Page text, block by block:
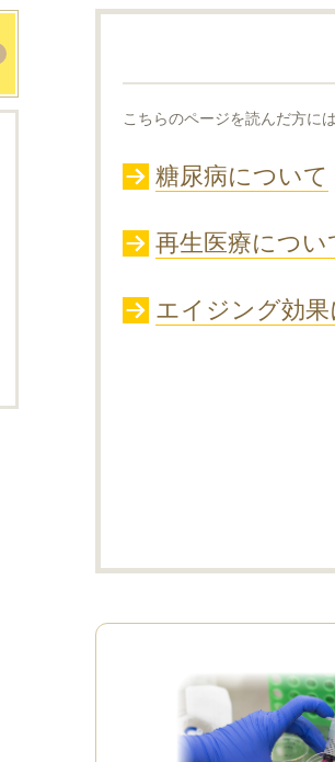
こちらのページを読んだ方に
糖尿病について
再生医療につい
エイジング効